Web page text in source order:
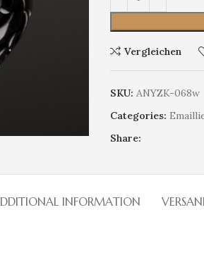
Vergleichen
SKU: ANYZK-068w
Categories:
Share:
INFORMATION